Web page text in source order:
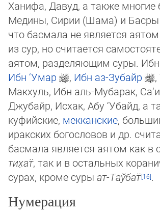
Ханифа, Давуд, а так­же многие
Медины, Сирии (Шама) и Басры
что басмала не является
из сур, но счи­та­ет­ся
аятом, разделяющим суры. Ибн
Ибн ‘Умар
, Ибн аз-Зубайр
,
Макхуль, Ибн аль-Муба­рак,
Джубайр, Исхак, Абу ‘Убайд, а
куфийские, мекканские,
иракских богословов и др.
басмала является аятом как в
ти­х̣ат̈, так и в остальных
сурах, кроме суры ат-Таў­бат̈ .
Нумерация